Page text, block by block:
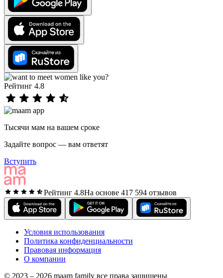
Рейтинг 4.8
Тысячи мам на вашем сроке
Задайте вопрос — вам ответят
Вступить
Рейтинг 4.8На основе 417 594 отзывов
Условия использования
Политика конфиденциальности
Правовая информация
О компании
© 2023 – 2026 maam family все права защищены